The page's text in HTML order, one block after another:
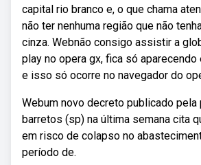
capital rio branco e, o que chama
não ter nenhuma região que não
cinza. Webnão consigo assistir a
play no opera gx, fica só
e isso só ocorre no navegador do
Webum novo decreto publicado
barretos (sp) na última semana cita
em risco de colapso no
período de.